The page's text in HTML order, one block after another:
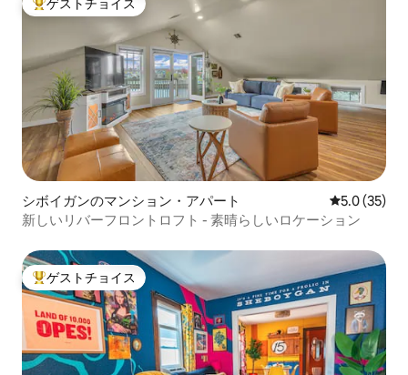
大好評のゲストチョイスです。
ゲストチョイス
シボイガンのマンション・アパート レビュー35
5.0 (35)
新しいリバーフロントロフト - 素晴らしいロケーション
大好評のゲストチョイスです。
ゲストチョイス